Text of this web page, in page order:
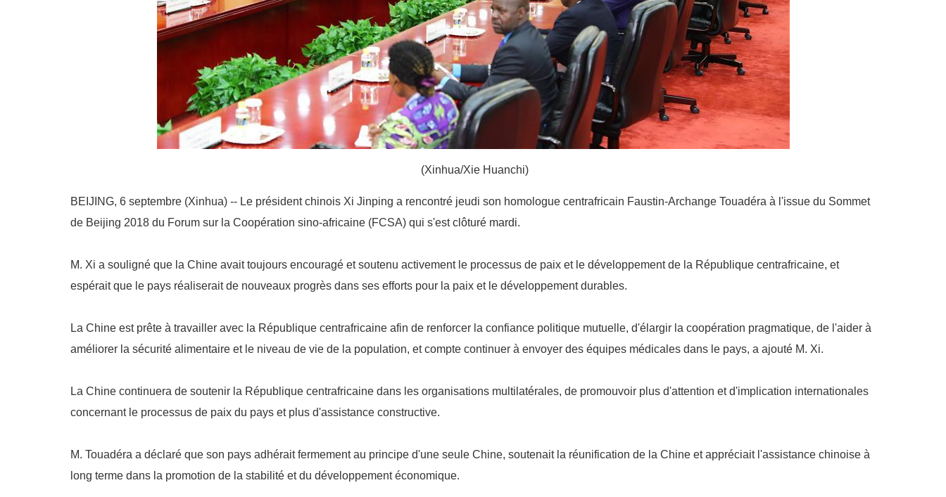
(Xinhua/Xie Huanchi)
BEIJING, 6 septembre (Xinhua) -- Le président chinois Xi Jinping a rencontré jeudi son homologue centrafricain Faustin-Archange Touadéra à l'issue du Sommet
de Beijing 2018 du Forum sur la Coopération sino-africaine (FCSA) qui s'est clôturé mardi.
M. Xi a souligné que la Chine avait toujours encouragé et soutenu activement le processus de paix et le développement de la République centrafricaine, et
espérait que le pays réaliserait de nouveaux progrès dans ses efforts pour la paix et le développement durables.
La Chine est prête à travailler avec la République centrafricaine afin de renforcer la confiance politique mutuelle, d'élargir la coopération pragmatique, de l'aider à
améliorer la sécurité alimentaire et le niveau de vie de la population, et compte continuer à envoyer des équipes médicales dans le pays, a ajouté M. Xi.
La Chine continuera de soutenir la République centrafricaine dans les organisations multilatérales, de promouvoir plus d'attention et d'implication internationales
concernant le processus de paix du pays et plus d'assistance constructive.
M. Touadéra a déclaré que son pays adhérait fermement au principe d'une seule Chine, soutenait la réunification de la Chine et appréciait l'assistance chinoise à
long terme dans la promotion de la stabilité et du développement économique.